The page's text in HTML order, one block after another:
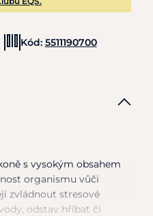
Kód: 5511190700
s vysokým obsahem
organismu vůči
zvládnout stresové
odstav hříbat či